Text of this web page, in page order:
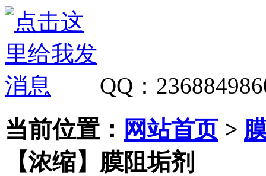
QQ ：
当前位置： 网站首页>
【浓缩】膜阻垢剂